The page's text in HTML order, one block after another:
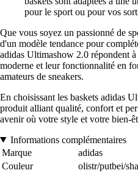
pour le sport ou pour vos
Que vous soyez un passionné de
d'un modèle tendance pour
adidas Ultimashow 2.0 répondent
moderne et leur fonctionnalité en
amateurs de sneakers.
En choisissant les baskets adidas
produit alliant qualité, confort et
avenir où votre style et votre bien-
Informations complémentaires
Marque
adidas
Couleur
olistr/putbei/